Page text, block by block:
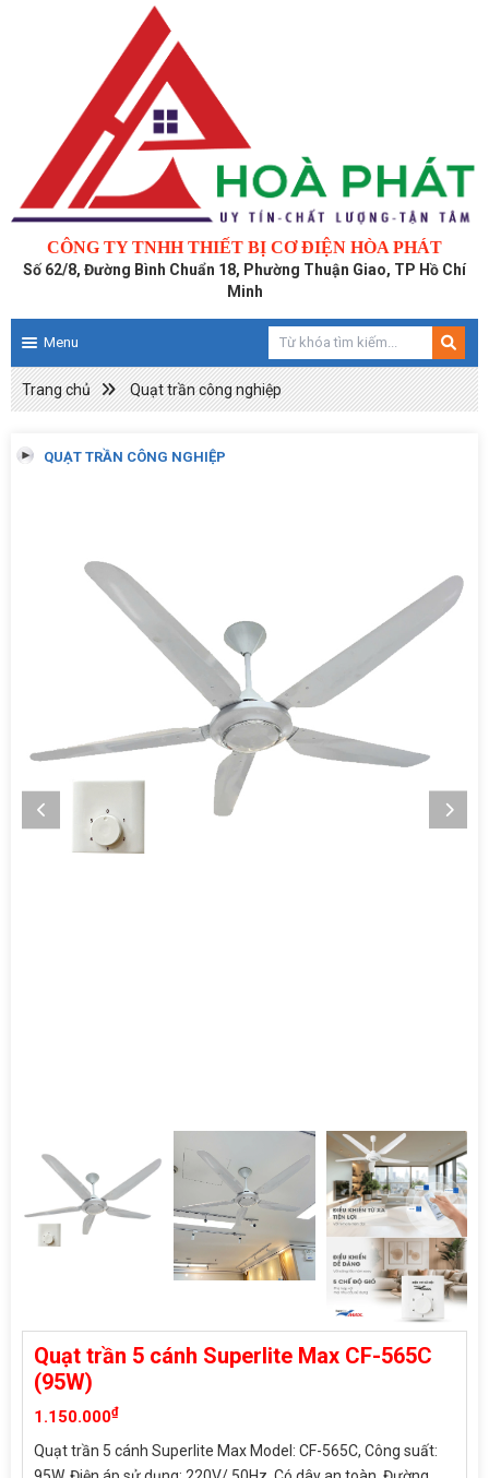
CÔNG TY TNHH THIẾT BỊ CƠ ĐIỆN HÒA PHÁT
Số 62/8, Đường Bình Chuẩn 18, Phường Thuận Giao, TP Hồ Chí
Minh
Menu
Trang chủ Quạt trần công nghiệp
QUẠT TRẦN CÔNG NGHIỆP
Quạt trần 5 cánh Superlite Max CF-565C
(95W)
1.150.000₫
Quạt trần 5 cánh Superlite Max Model: CF-565C, Công suất: